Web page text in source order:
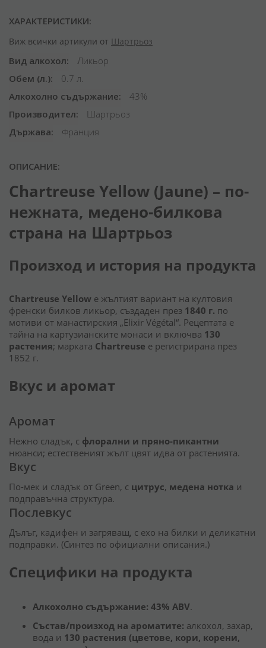
ХАРАКТЕРИСТИКИ:
Виж всички артикули от Шартрьоз
Вид алкохол
Ликьор
Обем (л.)
0.7 л.
Алкохолно съдържание
43%
Производител
Шартрьоз
Държава
Франция
ОПИСАНИЕ:
Chartreuse Yellow (Jaune) – по-
нежната, медено-билкова
страна на Шартрьоз
Произход и история на продукта
Chartreuse Yellow е жълтият вариант на култовия
френски билков ликьор, създаден през 1840 г. по
мотиви от манастирския „Elixir Végétal“. Рецептата е
тайна на картузианските монаси и включва 130
растения; марката Chartreuse е регистрирана през
1852 г.
Вкус и аромат
Аромат
Нежно сладък, с флорални и пряно-пикантни
нюанси; естественият жълт цвят идва от растенията.
Вкус
По-мек и сладък от Green, с цитрус, медена нотка и
подправъчна структура.
Послевкус
Дълъг, кадифен и загряващ, с ехо на билки и деликатни
подправки. (Синтез по официални описания.)
Специфики на продукта
Алкохолно съдържание: 43% ABV.
Състав/произход на ароматите: алкохол, захар,
вода и 130 растения (цветове, кори, корени,